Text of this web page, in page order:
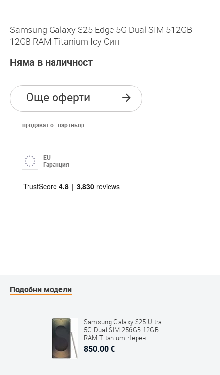
Samsung Galaxy S25 Edge 5G Dual SIM 512GB
12GB RAM Titanium Icy Син
Няма в наличност
Още оферти
продават от партньор
EU
Гаранция
Подобни модели
Samsung Galaxy S25 Ultra
5G Dual SIM 256GB 12GB
RAM Titanium Черен
850.00 €